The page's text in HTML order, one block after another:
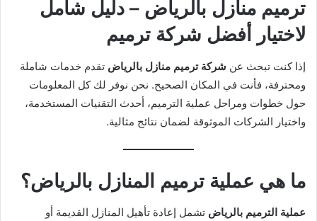
ترميم منازل بالرياض – دليل شامل
لاختيار أفضل شركة ترميم
إذا كنت تبحث عن شركة ترميم منازل بالرياض تقدم خدمات شاملة
ومحترفة، فأنت في المكان الصحيح. نحن نوفر لك كل المعلومات
حول خطوات ومراحل عملية الترميم، أحدث التقنيات المستخدمة،
واختيار الشركات الموثوقة لضمان نتائج مثالية.
ما هي عملية ترميم المنازل بالرياض؟
عملية الترميم بالرياض تشمل إعادة تأهيل المنازل القديمة أو